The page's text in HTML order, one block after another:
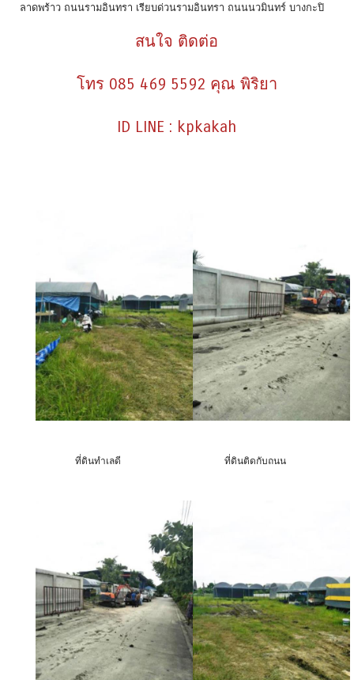
ลาดพร้าว ถนนรามอินทรา เรียบด่วนรามอินทรา ถนนนวมินทร์ บางกะปิ
สนใจ ติดต่อ
โทร 085 469 5592 คุณ พิริยา
ID LINE : kpkakah
ที่ดินทำเลดี ที่ดินติดกับถนน